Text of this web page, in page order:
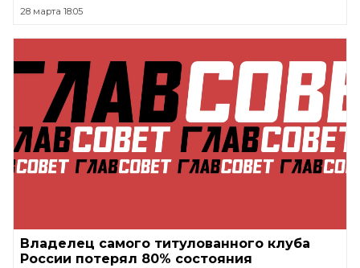
28 марта 18:05
Владелец самого титулованного клуба
России потерял 80% состояния